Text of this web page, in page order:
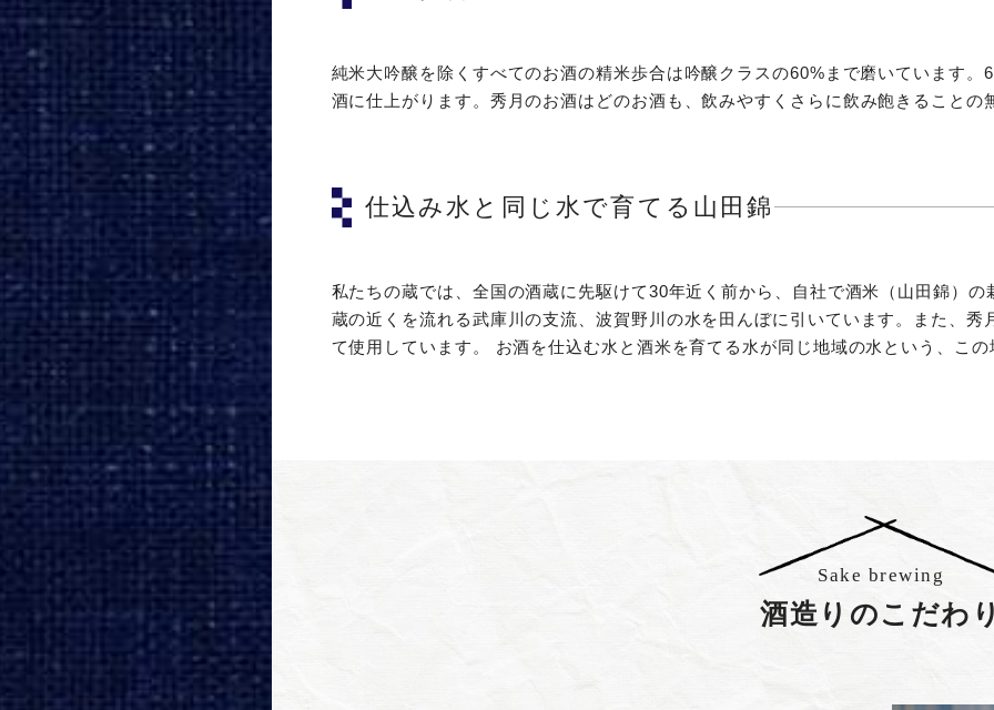
純米大吟醸を除くすべてのお酒の精米歩合は吟醸クラスの60%まで磨いています
酒に仕上がります。秀月のお酒はどのお酒も、飲みやすくさらに飲み飽きることの
仕込み水と同じ水で育てる山田錦
私たちの蔵では、全国の酒蔵に先駆けて30年近く前から、自社で酒米（山田錦）
蔵の近くを流れる武庫川の支流、波賀野川の水を田んぼに引いています。また、
て使用しています。 お酒を仕込む水と酒米を育てる水が同じ地域の水という、こ
Sake brewing
酒造りのこだわ